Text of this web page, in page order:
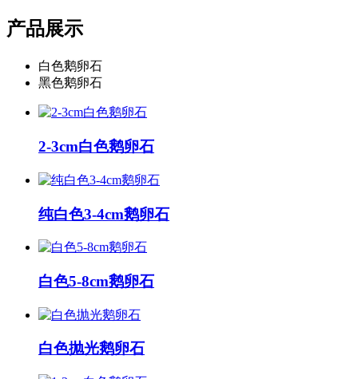
产品展示
白色鹅卵石
黑色鹅卵石
2-3cm白色鹅卵石
纯白色3-4cm鹅卵石
白色5-8cm鹅卵石
白色抛光鹅卵石